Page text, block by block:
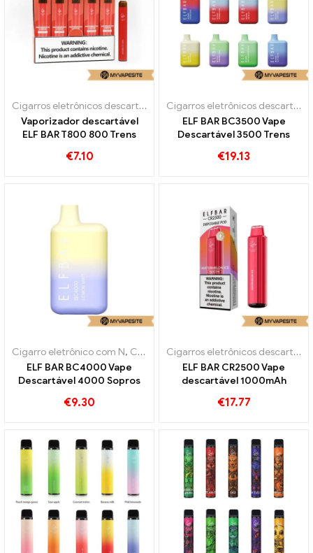
Cigarros eletrônicos descartáveis
Vaporizador descartável
ELF BAR T800 800 Trens
€7.10
Cigarros eletrônicos descartáveis
ELF BAR BC3500 Vape
Descartável 3500 Trens
€19.13
Cigarro eletrônico com N, Cigarros eletrônicos descartáveis
ELF BAR BC4000 Vape
Descartável 4000 Sopros
€9.30
Cigarros eletrônicos descartáveis
ELF BAR CR2500 Vape
descartável 1000mAh
€17.77